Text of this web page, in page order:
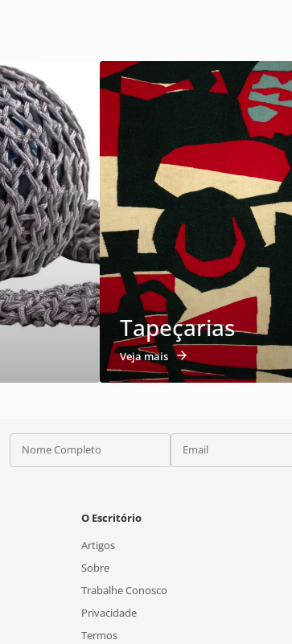
Tapeçarias
Veja mais
Nome Completo Email
O Escritório
Artigos
Sobre
Trabalhe Conosco
Privacidade
Termos